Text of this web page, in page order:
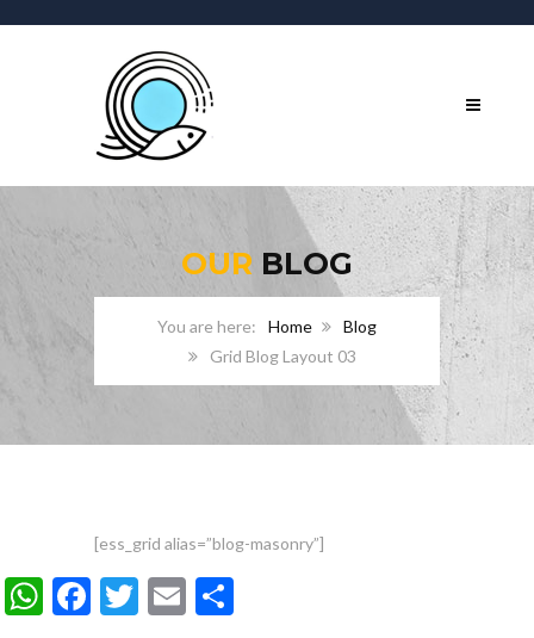
OUR BLOG
Home
Blog
Grid Blog Layout 03
[ess_grid alias=”blog-masonry”]
WhatsApp
Facebook
Twitter
Email